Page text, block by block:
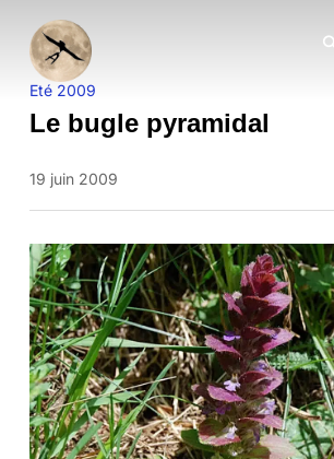
Eté 2009
Le bugle pyramidal
19 juin 2009